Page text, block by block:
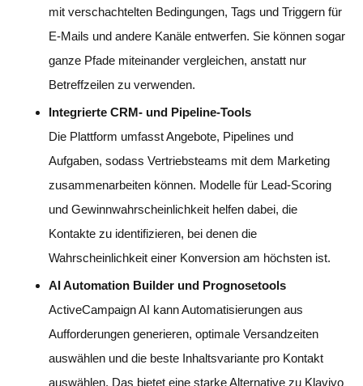
mit verschachtelten Bedingungen, Tags und Triggern für
E-Mails und andere Kanäle entwerfen. Sie können sogar
ganze Pfade miteinander vergleichen, anstatt nur
Betreffzeilen zu verwenden.
Integrierte CRM- und Pipeline-Tools
Die Plattform umfasst Angebote, Pipelines und
Aufgaben, sodass Vertriebsteams mit dem Marketing
zusammenarbeiten können. Modelle für Lead-Scoring
und Gewinnwahrscheinlichkeit helfen dabei, die
Kontakte zu identifizieren, bei denen die
Wahrscheinlichkeit einer Konversion am höchsten ist.
AI Automation Builder und Prognosetools
ActiveCampaign AI kann Automatisierungen aus
Aufforderungen generieren, optimale Versandzeiten
auswählen und die beste Inhaltsvariante pro Kontakt
auswählen. Das bietet eine starke Alternative zu Klaviyo